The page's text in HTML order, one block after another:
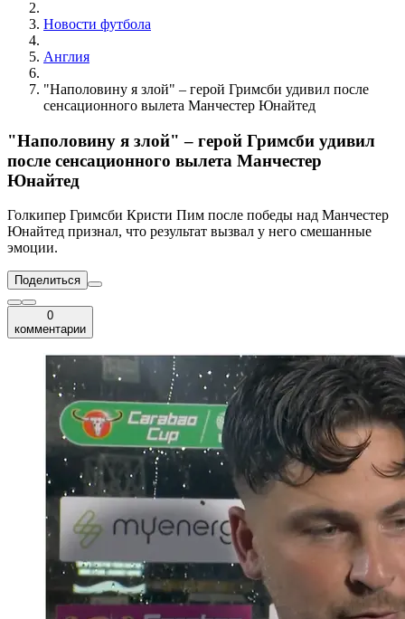
Новости футбола
Англия
"Наполовину я злой" – герой Гримсби удивил после
сенсационного вылета Манчестер Юнайтед
"Наполовину я злой" – герой Гримсби удивил
после сенсационного вылета Манчестер
Юнайтед
Голкипер Гримсби Кристи Пим после победы над Манчестер
Юнайтед признал, что результат вызвал у него смешанные
эмоции.
Поделиться
0
комментарии